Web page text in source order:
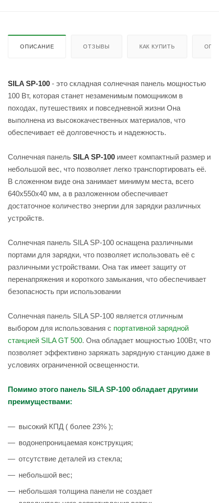
ОПИСАНИЕ ОТЗЫВЫ КАК КУПИТЬ
SILA SP-100 - это складная солнечная панель мощностью
100 Вт, которая станет незаменимым помощником в
походах, путешествиях и повседневной жизни Она
выполнена из высококачественных материалов, что
обеспечивает её долговечность и надежность.
Солнечная панель SILA SP-100 имеет компактный размер и
небольшой вес, что позволяет легко транспортировать её.
В сложенном виде она занимает минимум места, всего
640х550х40 мм, а в разложенном обеспечивает
достаточное количество энергии для зарядки различных
устройств.
Солнечная панель SILA SP-100 оснащена различными
портами для зарядки, что позволяет использовать её с
различными устройствами. Она так имеет защиту от
перенапряжения и короткого замыкания, что обеспечивает
безопасность при использовании
Солнечная панель SILA SP-100 является отличным
выбором для использования с портативной зарядной
станцией SILA GT 500. Она обладает мощностью 100Вт, что
позволяет эффективно заряжать зарядную станцию даже в
условиях ограниченной освещенности.
Помимо этого панель SILA SP-100 обладает другими
преимуществами:
высокий КПД ( более 23% );
водонепроницаемая конструкция;
отсутствие деталей из стекла;
небольшой вес;
небольшая толщина панели не создает